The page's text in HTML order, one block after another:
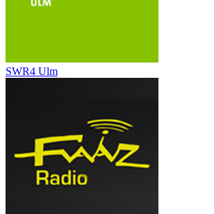
SWR4 Ulm